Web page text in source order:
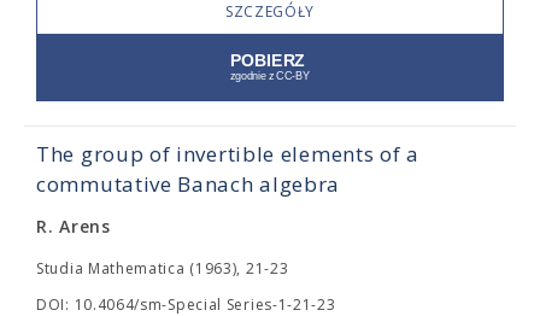
SZCZEGÓŁY
The group of invertible elements of a
commutative Banach algebra
R. Arens
Studia Mathematica (1963), 21-23
DOI: 10.4064/sm-Special Series-1-21-23